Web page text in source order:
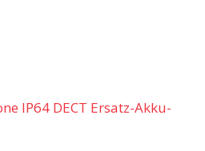
IP64 DECT Ersatz-Akku-